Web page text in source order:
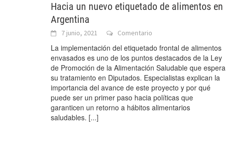
Hacia un nuevo etiquetado de alimentos en
Argentina
7 junio, 2021 Comentario
La implementación del etiquetado frontal de alimentos
envasados es uno de los puntos destacados de la Ley
de Promoción de la Alimentación Saludable que espera
su tratamiento en Diputados. Especialistas explican la
importancia del avance de este proyecto y por qué
puede ser un primer paso hacia políticas que
garanticen un retorno a hábitos alimentarios
saludables. [...]